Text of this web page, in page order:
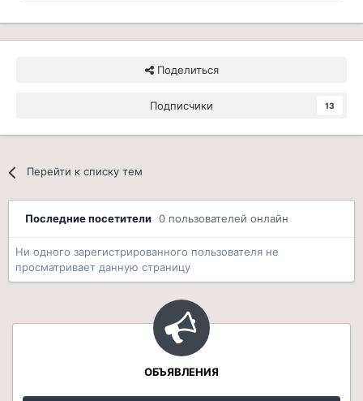
Поделиться
Подписчики 13
Перейти к списку тем
Последние посетители 0 пользователей онлайн
Ни одного зарегистрированного пользователя не
просматривает данную страницу
ОБЪЯВЛЕНИЯ